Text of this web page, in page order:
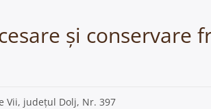
și conservare
Vii, județul Dolj, Nr. 397